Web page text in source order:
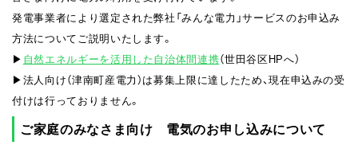
発電事業者により選定された弊社「みんな電⼒」サービスのお申込み
方法についてご説明いたします。
▶︎ ⾃然エネルギーを活⽤した⾃治体間連携（世田谷区HPへ）
▶︎法人向け（津南町産電力）は募集上限に達したため、現在申込みの受
付けは行っておりません。
ご家庭のみなさま向け 電気のお申し込みについて